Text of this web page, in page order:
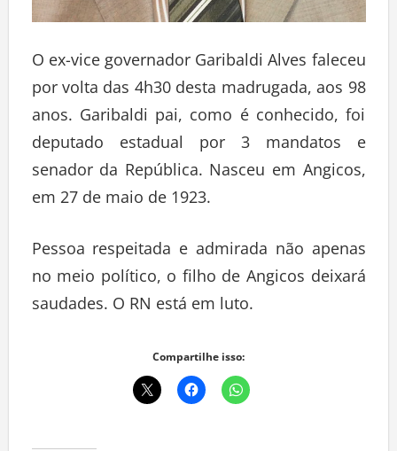
O ex-vice governador Garibaldi Alves faleceu
por volta das 4h30 desta madrugada, aos 98
anos. Garibaldi pai, como é conhecido, foi
deputado estadual por 3 mandatos e
senador da República. Nasceu em Angicos,
em 27 de maio de 1923.
Pessoa respeitada e admirada não apenas
no meio político, o filho de Angicos deixará
saudades. O RN está em luto.
Compartilhe isso: